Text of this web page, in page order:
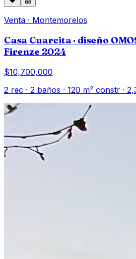
Venta · Montemorelos
Casa Cuarcita · diseño
Firenze 2024
$10,700,000
2 rec · 2 baños · 120 m² constr ·